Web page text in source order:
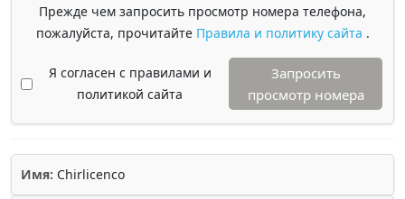
Прежде чем запросить просмотр номера телефона,
пожалуйста, прочитайте Правила и политику сайта .
Я согласен с правилами и
политикой сайта
Запросить
просмотр номера
Имя: Chirlicenco